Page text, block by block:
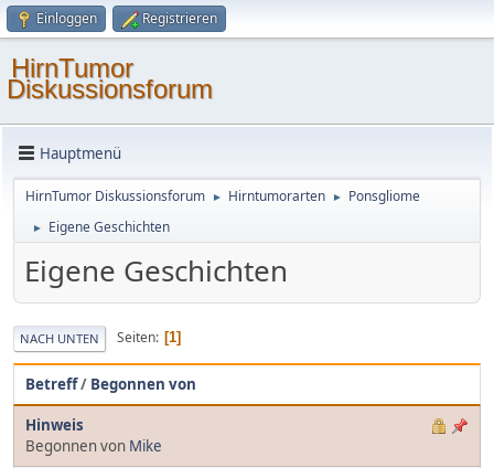
Einloggen Registrieren
HirnTumor
Diskussionsforum
Hauptmenü
HirnTumor Diskussionsforum ► Hirntumorarten ► Ponsgliome
► Eigene Geschichten
Eigene Geschichten
NACH UNTEN Seiten 1
Betreff/ Begonnen von
Hinweis
Begonnen von Mike